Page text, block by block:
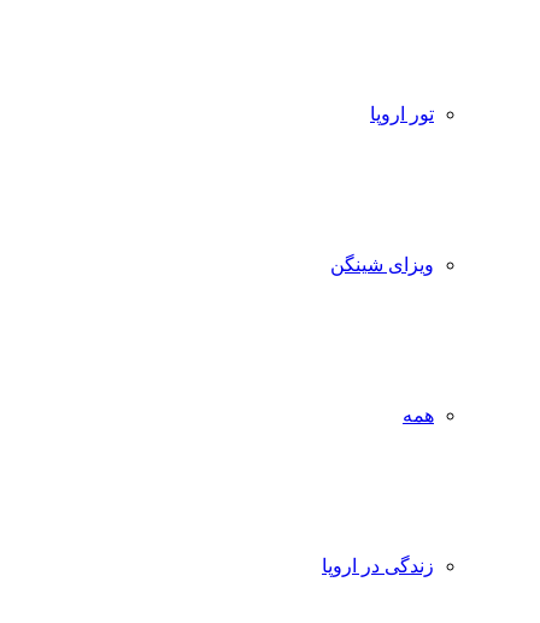
تور اروپا
ویزای شینگن
همه
زندگی در اروپا